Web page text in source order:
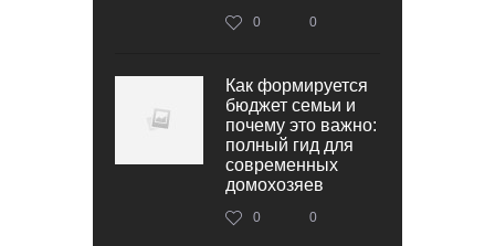
0 0
Как формируется
бюджет семьи и
почему это важно:
полный гид для
современных
домохозяев
0 0